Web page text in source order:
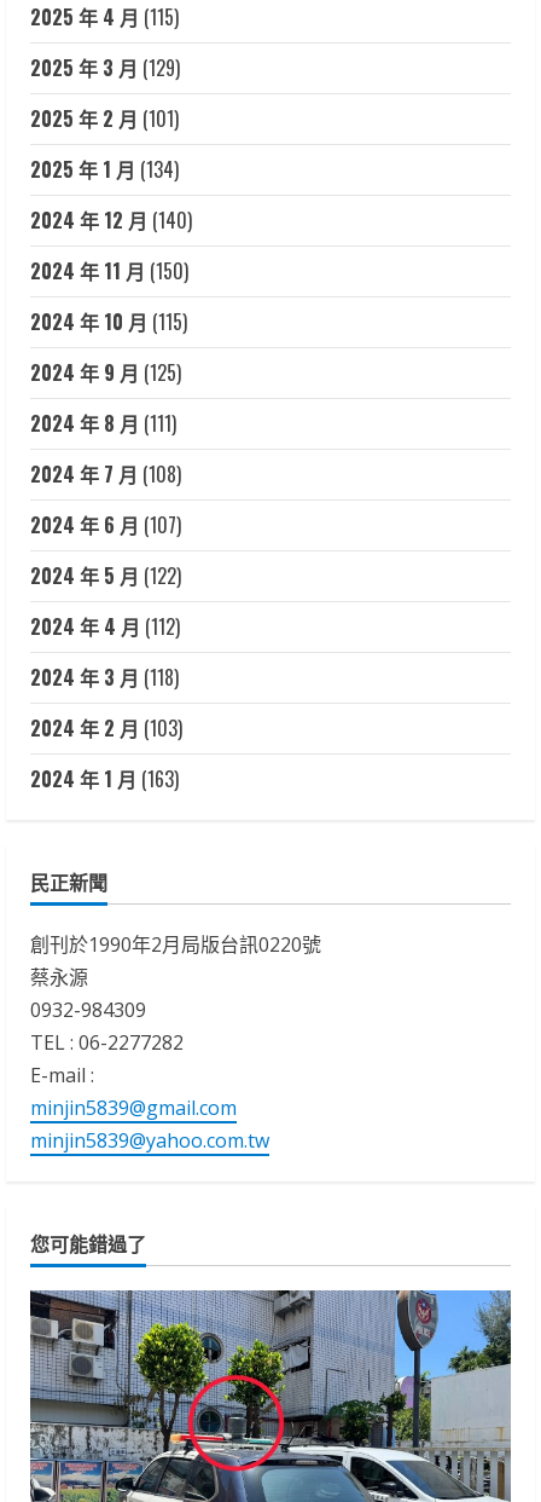
2025 年 4 月 (115)
2025 年 3 月 (129)
2025 年 2 月 (101)
2025 年 1 月 (134)
2024 年 12 月 (140)
2024 年 11 月 (150)
2024 年 10 月 (115)
2024 年 9 月 (125)
2024 年 8 月 (111)
2024 年 7 月 (108)
2024 年 6 月 (107)
2024 年 5 月 (122)
2024 年 4 月 (112)
2024 年 3 月 (118)
2024 年 2 月 (103)
2024 年 1 月 (163)
民正新聞
創刊於1990年2月局版台訊0220號
蔡永源
0932-984309
TEL : 06-2277282
E-mail :
minjin5839@gmail.com
minjin5839@yahoo.com.tw
您可能錯過了